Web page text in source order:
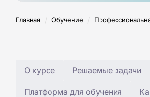
Главная / Обучение /
О курсе Решаемые задачи
Платформа для обучения